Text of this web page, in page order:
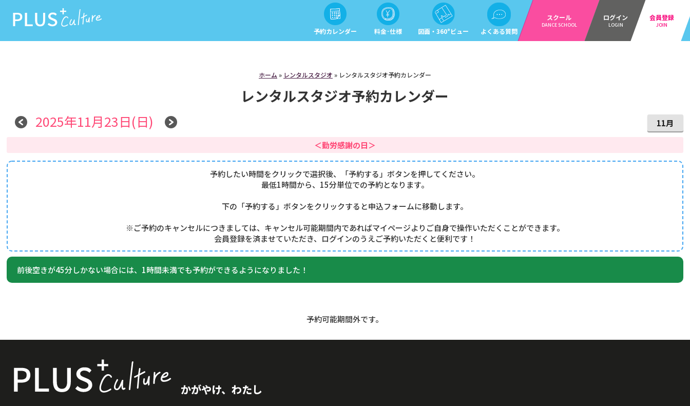
予約カレンダー 料金･仕様 図面・360°ビュー よくある質問
スクール
DANCE SCHOOL
ログイン
LOGIN
会員登録
JOIN
ホーム » レンタルスタジオ » レンタルスタジオ予約カレンダー
レンタルスタジオ予約カレンダー
11月
2025年11月23日(日)
＜勤労感謝の日＞
予約したい時間をクリックで選択後、「予約する」ボタンを押してください。
最低1時間から、15分単位での予約となります。
下の「予約する」ボタンをクリックすると申込フォームに移動します。
※ご予約のキャンセルにつきましては、キャンセル可能期間内であればマイページよりご自身で操作いただくことができます。
会員登録を済ませていただき、ログインのうえご予約いただくと便利です！
前後空きが45分しかない場合には、1時間未満でも予約ができるようになりました！
予約可能期間外です。
かがやけ、わたし